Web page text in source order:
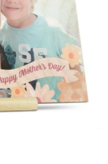
– con il suo nome,
il cuore. Nessuna
il momento perfetto.